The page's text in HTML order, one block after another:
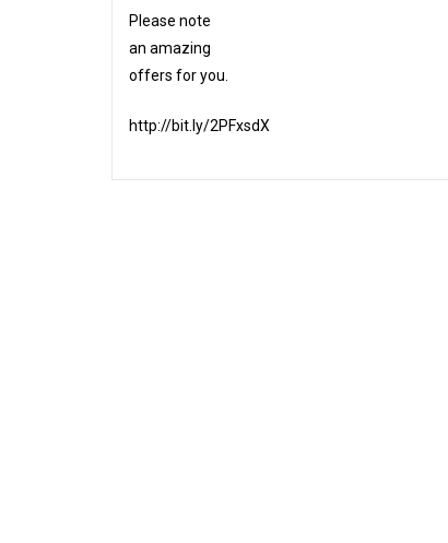
Please note
an amazing
offers for you.
http://bit.ly/2PFxsdX